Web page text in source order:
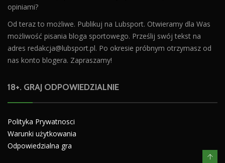
opiniami?
Od teraz to możliwe. Publikuj na Lubsport. Otwieramy dla Was
możliwość pisania bloga sportowego. Prześlij swój tekst na
adres redakcja@lubsport.pl. Po okresie próbnym otrzymasz od
nas konto blogera. Zapraszamy!
18+. GRAJ ODPOWIEDZIALNIE
Polityka Prywatnosci
Warunki użytkowania
Odpowiedzialna gra